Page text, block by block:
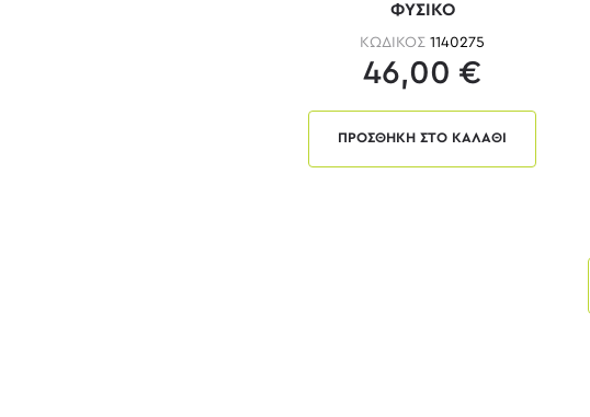
ΦΥΣΙΚΟ
ΚΩΔΙΚΟΣ1140275
46,00 €
ΠΡΟΣΘΗΚΗ ΣΤΟ ΚΑΛΑΘΙ